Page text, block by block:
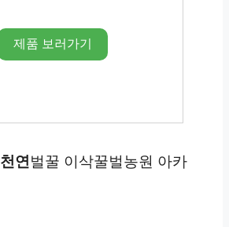
제품 보러가기
천연벌꿀 이삭꿀벌농원 아카